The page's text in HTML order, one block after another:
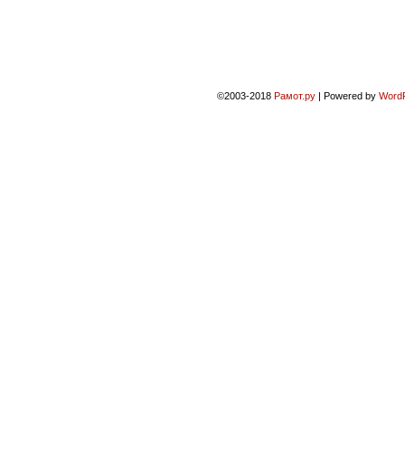
©2003-2018 Рамот.ру | Powered by